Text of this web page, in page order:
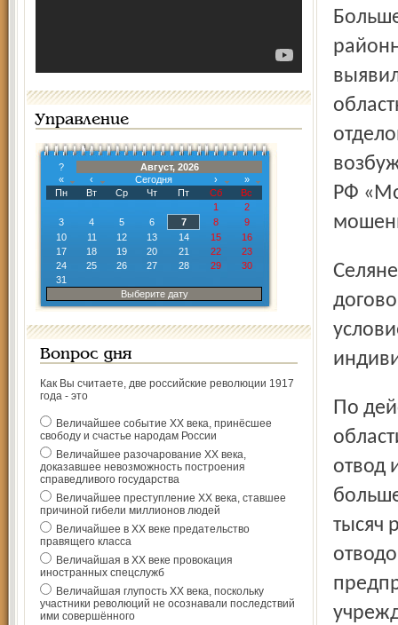
Управление
?
Август, 2026
«
‹ Сегодня ›
»
Пн
Вт Ср Чт Пт Сб
Вс
1
2
3
4 5 6 7 8
9
10
11 12 13 14 15
16
17
18 19 20 21 22
23
24
25 26 27 28 29
30
31
Выберите дату
Вопрос дня
Как Вы считаете, две российские революции 1917
года - это
Величайшее событие ХХ века, принёсшее
свободу и счастье народам России
Величайшее разочарование ХХ века,
доказавшее невозможность построения
справедливого государства
Величайшее преступление ХХ века, ставшее
причиной гибели миллионов людей
Величайшее в ХХ веке предательство
правящего класса
Величайшая в ХХ веке провокация
иностранных спецслужб
Величайшая глупость ХХ века, поскольку
участники революций не осознавали последствий
ими совершённого
РФ
Селяне, которые хотели получить строевой лес, заключали
По действующему законодательству, в Ярославской
отвод
тысяч